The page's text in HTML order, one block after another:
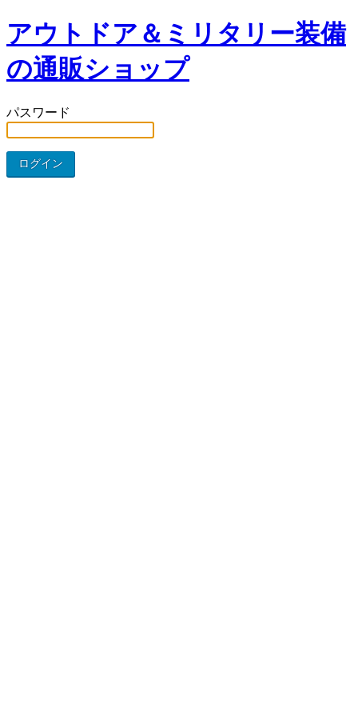
アウトドア＆ミリタリー装備
の通販ショップ
パスワード